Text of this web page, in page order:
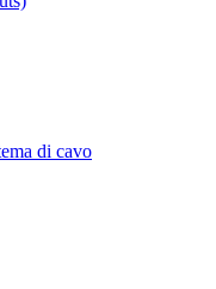
di cavo